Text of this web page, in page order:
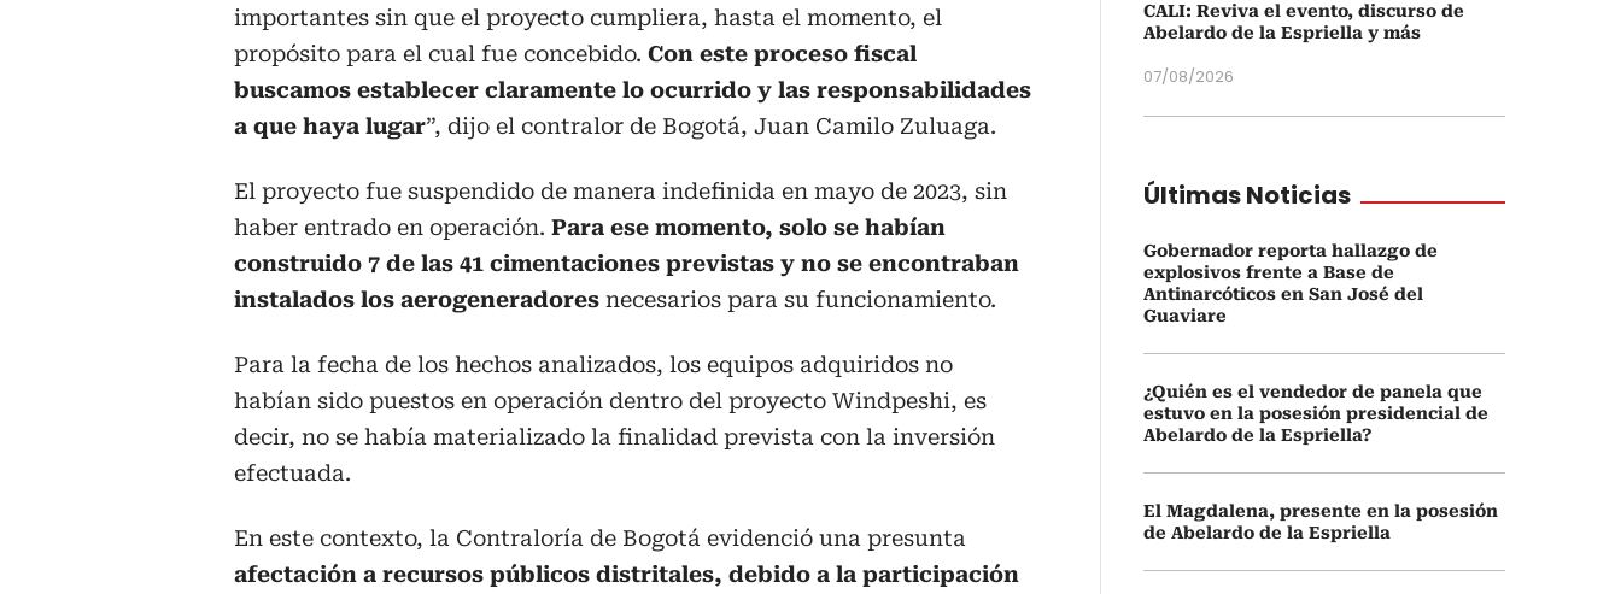
importantes sin que el proyecto cumpliera, hasta el momento, el
propósito para el cual fue concebido. Con este proceso fiscal
buscamos establecer claramente lo ocurrido y las responsabilidades
a que haya lugar”, dijo el contralor de Bogotá, Juan Camilo Zuluaga.
El proyecto fue suspendido de manera indefinida en mayo de 2023, sin
haber entrado en operación. Para ese momento, solo se habían
construido 7 de las 41 cimentaciones previstas y no se encontraban
instalados los aerogeneradores necesarios para su funcionamiento.
Para la fecha de los hechos analizados, los equipos adquiridos no
habían sido puestos en operación dentro del proyecto Windpeshi, es
decir, no se había materializado la finalidad prevista con la inversión
efectuada.
En este contexto, la Contraloría de Bogotá evidenció una presunta
afectación a recursos públicos distritales, debido a la participación
CALI: Reviva el evento, discurso de
Abelardo de la Espriella y más
07/08/2026
Últimas Noticias
Gobernador reporta hallazgo de
explosivos frente a Base de
Antinarcóticos en San José del
Guaviare
¿Quién es el vendedor de panela que
estuvo en la posesión presidencial de
Abelardo de la Espriella?
El Magdalena, presente en la posesión
de Abelardo de la Espriella